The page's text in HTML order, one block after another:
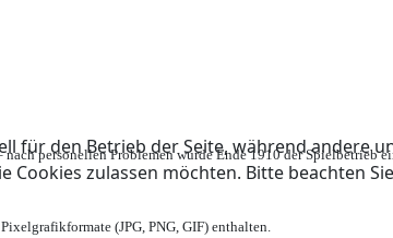
für den Betrieb der Seite, während andere
Cookies zulassen möchten. Bitte beachten
personellen Problemen wurde Ende 1910 der
(JPG, PNG, GIF) enthalten.